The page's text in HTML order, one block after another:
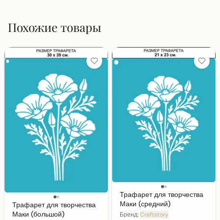
Похожие товары
Трафарет для творчества
Маки (большой)
Трафарет для творчества
Маки (средний)
Бренд:Craftstory